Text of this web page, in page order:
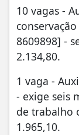
10 vagas -
8609898] -
2.134,80.
1 vaga -
- exige seis
de trabalho
1.965,10.